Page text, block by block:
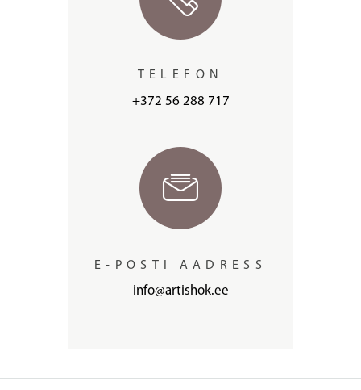
TELEFON
+372 56 288 717
E-POSTI AADRESS
info@artishok.ee